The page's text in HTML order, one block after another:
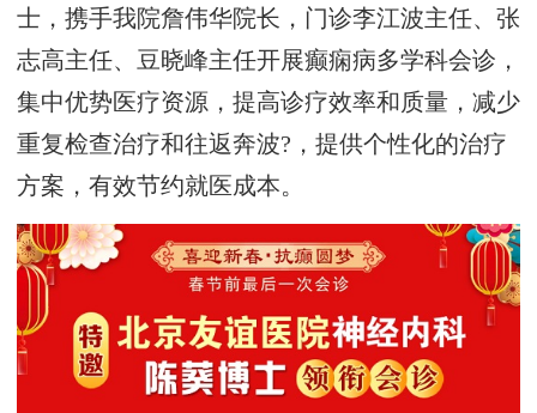
士，携手我院詹伟华院长，门诊李江波主任、张
志高主任、豆晓峰主任开展癫痫病多学科会诊，
集中优势医疗资源，提高诊疗效率和质量，减少
重复检查治疗和往返奔波?，提供个性化的治疗
方案，有效节约就医成本。